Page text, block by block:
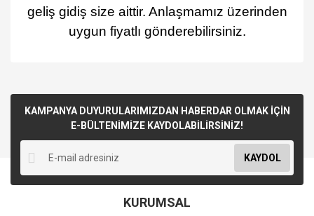
geliş gidiş size aittir. Anlaşmamız üzerinden
uygun fiyatlı gönderebilirsiniz.
KAMPANYA DUYURULARIMIZDAN HABERDAR OLMAK İÇİN
E-BÜLTENİMİZE KAYDOLABİLİRSİNİZ!
KAYDOL
KURUMSAL